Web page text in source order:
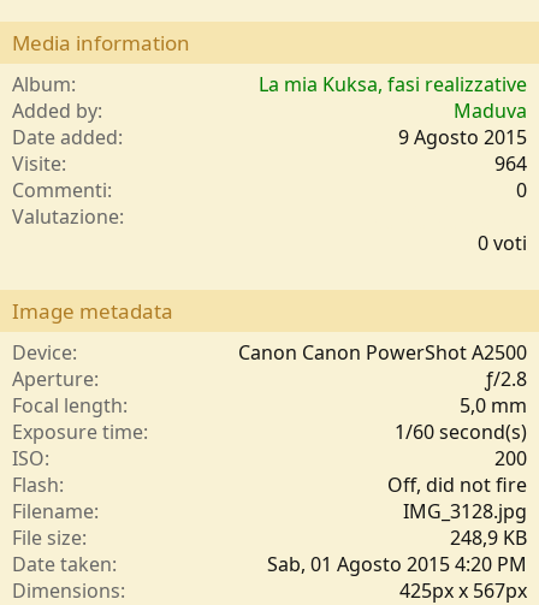
Media information
Album
La mia Kuksa, fasi realizzative
Added by
Maduva
Date added
9 Agosto 2015
Visite
964
Commenti
0
Valutazione
0
t
e
l
/
a
0 voti
Image metadata
Device
Canon Canon PowerShot A2500
Aperture
ƒ/2.8
Focal length
5,0 mm
Exposure time
1/60 second(s)
ISO
200
Flash
Off, did not fire
Filename
IMG_3128.jpg
File size
248,9 KB
Date taken
Sab, 01 Agosto 2015 4:20 PM
Dimensions
425px x 567px